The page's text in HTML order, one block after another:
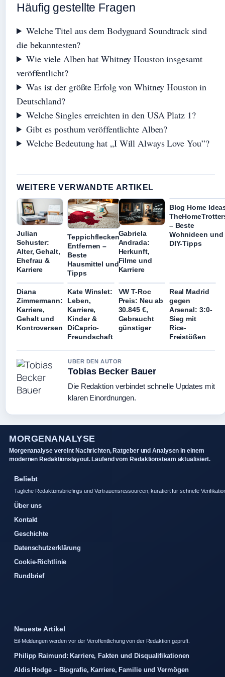
Häufig gestellte Fragen
Welche Titel aus dem Bodyguard Soundtrack sind
die bekanntesten?
Wie viele Alben hat Whitney Houston insgesamt
veröffentlicht?
Was ist der größte Erfolg von Whitney Houston in
Deutschland?
Welche Singles erreichten in den USA Platz 1?
Gibt es posthum veröffentlichte Alben?
Welche Bedeutung hat „I Will Always Love You”?
WEITERE VERWANDTE ARTIKEL
Julian
Schuster:
Alter, Gehalt,
Ehefrau &
Karriere
Teppichflecken
Entfernen –
Beste
Hausmittel und
Tipps
Gabriela
Andrada:
Herkunft,
Filme und
Karriere
Blog Home
– Beste
Wohnideen und
DIY-Tipps
Diana
Zimmermann:
Karriere,
Gehalt und
Kontroversen
Kate Winslet:
Leben,
Karriere,
Kinder &
DiCaprio-
Freundschaft
VW T-Roc
Preis: Neu ab
30.845 €,
Gebraucht
günstiger
Real Madrid
gegen
Arsenal: 3:0-
Sieg mit
Rice-
Freistößen
UBER DEN AUTOR
Tobias Becker Bauer
Die Redaktion verbindet schnelle Updates mit
klaren Einordnungen.
MORGENANALYSE
Morgenanalyse vereint Nachrichten, Ratgeber und Analysen in einem
modernen Redaktionslayout. Laufend vom Redaktionsteam aktualisiert.
Beliebt
Tagliche Redaktionsbriefings und Vertrauensressourcen, kuratiert fur schnelle
Über uns
Kontakt
Geschichte
Datenschutzerklärung
Cookie-Richtlinie
Rundbrief
Neueste Artikel
Eil-Meldungen werden vor der Veroffentlichung von der Redaktion gepruft.
Philipp Raimund: Karriere, Fakten und Disqualifikationen
Aldis Hodge – Biografie, Karriere, Familie und Vermögen